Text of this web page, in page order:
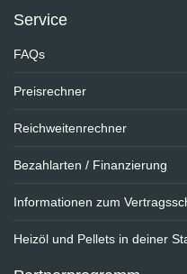
Service
FAQs
Preisrechner
Reichweitenrechner
Bezahlarten / Finanzierung
Informationen zum
Heizöl und Pellets in deiner